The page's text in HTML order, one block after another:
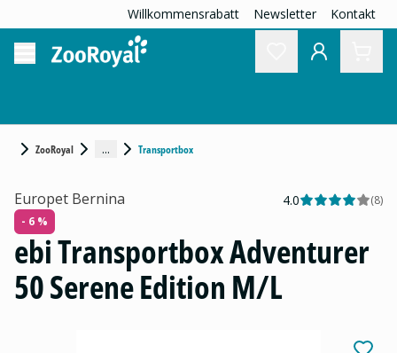
Willkommensrabatt Newsletter Kontakt
ZooRoyal ... Transportbox
Europet Bernina 4.0 (8)
- 6 %
ebi Transportbox Adventurer
50 Serene Edition M/L